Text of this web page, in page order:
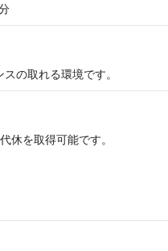
の取れる環境です。
休を取得可能です。